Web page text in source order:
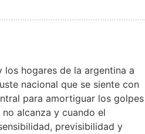
hogares de la argentina a
nacional que se siente con
para amortiguar los golpes
alcanza y cuando el
previsibilidad y